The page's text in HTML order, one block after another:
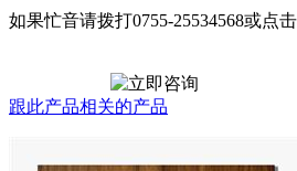
如果忙音请拨打0755-25534568或点
跟此产品相关的产品